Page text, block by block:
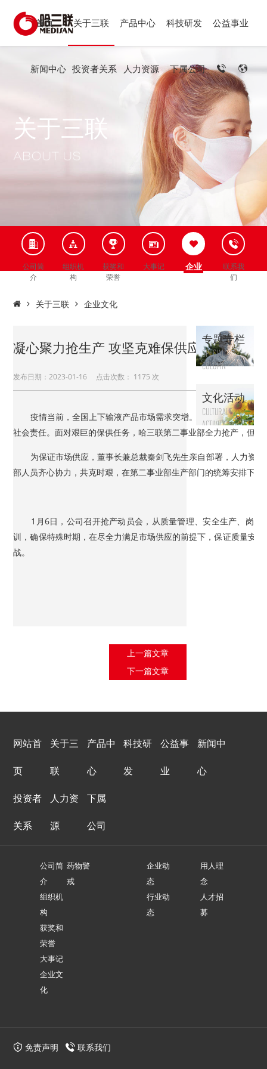
首页 关于三联 产品中心 科技研发 公益事业
新闻中心 投资者关系 人力资源 下属公司
关于三联
公司简
介
组织机
构
获奖和
荣誉
大事记
企业
文化
联系我
们
关于三联 企业文化
凝心聚力抢生产 攻坚克难保供应——哈三
发布日期：2023-01-16 点击次数： 1175 次
疫情当前，全国上下输液产品市场需求突增。哈三联作为上市企
社会责任。面对艰巨的保供任务，哈三联第二事业部全力抢产，但
为保证市场供应，董事长兼总裁秦剑飞先生亲自部署，人力资源
部人员齐心协力，共克时艰，在第二事业部生产部门的统筹安排下
1月6日，公司召开抢产动员会，从质量管理、安全生产、岗位
训，确保特殊时期，在尽全力满足市场供应的前提下，保证质量安
战。
专题专栏
SPECIAL
COLUMN
文化活动
CULTURAL
ACTIVITY
上一篇文章
下一篇文章
网站首
页
关于三
联
产品中
心
科技研
发
公益事
业
新闻中
心
投资者
关系
人力资
源
下属
公司
公司简
介
组织机
构
获奖和
荣誉
大事记
企业文
化
药物警
戒
企业动
态
行业动
态
用人理
念
人才招
募
免责声明 联系我们